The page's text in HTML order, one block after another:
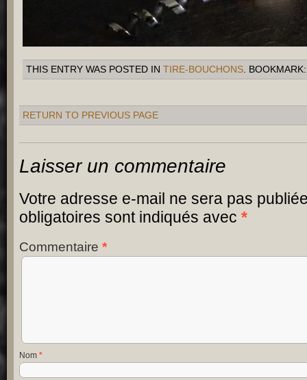
THIS ENTRY WAS POSTED IN TIRE-BOUCHONS.
RETURN TO PREVIOUS PAGE
Laisser un commentaire
Votre adresse e-mail ne sera pas
obligatoires sont indiqués avec *
Commentaire *
Nom *